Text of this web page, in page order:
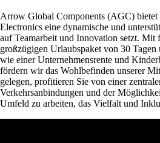
Arrow Global Components (AGC)
Electronics eine dynamische und
auf Teamarbeit und Innovation setzt. Mit
großzügigen Urlaubspaket von 30
wie einer Unternehmensrente und
fördern wir das Wohlbefinden unserer
gelegen, profitieren Sie von einer
Verkehrsanbindungen und der
Umfeld zu arbeiten, das Vielfalt und